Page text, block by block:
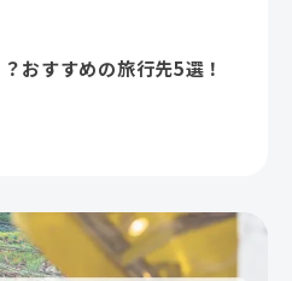
おすすめの旅行先5選！